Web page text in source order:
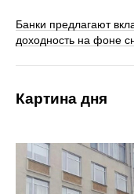
Банки предлагают
доходность на фоне
Картина дня